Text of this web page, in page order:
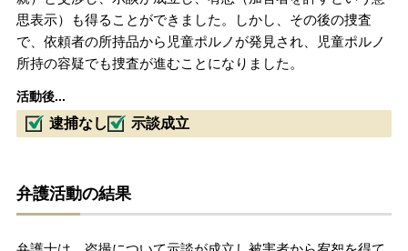
思表示）も得ることができました。しかし、その後の捜査
で、依頼者の所持品から児童ポルノが発見され、児童ポルノ
所持の容疑でも捜査が進むことになりました。
活動後...
逮捕なし 示談成立
弁護活動の結果